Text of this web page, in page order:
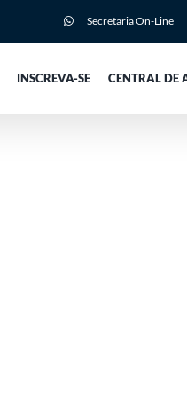
Secretaria On-Line
INSCREVA-SE CENTRAL DE